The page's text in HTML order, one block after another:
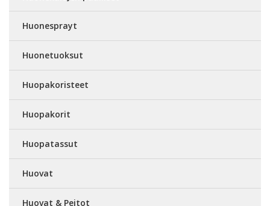
Huonesprayt
Huonetuoksut
Huopakoristeet
Huopakorit
Huopatassut
Huovat
Huovat & Peitot